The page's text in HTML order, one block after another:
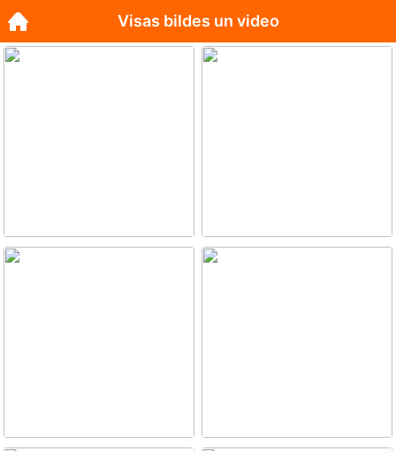
Visas bildes un video